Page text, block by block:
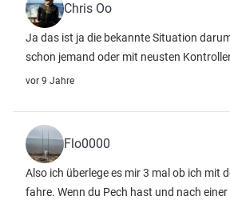
Chris Oo
Ja das ist ja die bekannte Situation
schon jemand oder mit neusten
vor 9 Jahre
Flo0000
Also ich überlege es mir 3 mal ob ich mit
fahre. Wenn du Pech hast und nach